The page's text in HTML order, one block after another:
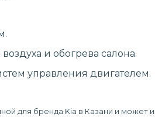
и обогрева салона.
управления двигателем.
для бренда Kia в Казани и может